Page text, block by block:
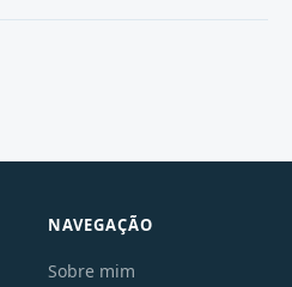
NAVEGAÇÃO
Sobre mim